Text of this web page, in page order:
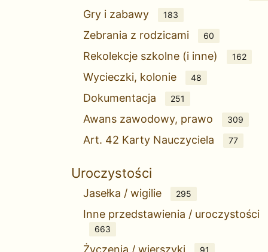
Gry i zabawy 183
Zebrania z rodzicami 60
Rekolekcje szkolne (i inne) 162
Wycieczki, kolonie 48
Dokumentacja 251
Awans zawodowy, prawo 309
Art. 42 Karty Nauczyciela 77
Uroczystości
Jasełka / wigilie 295
Inne przedstawienia / uroczystości
663
Życzenia / wierszyki 91